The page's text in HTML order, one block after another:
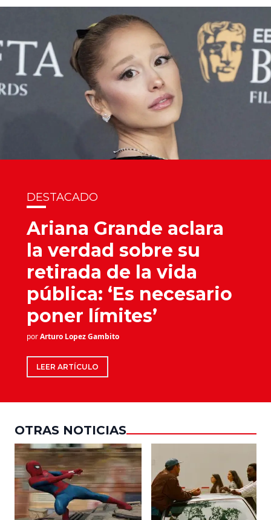
DESTACADO
Ariana Grande aclara
la verdad sobre su
retirada de la vida
pública: ‘Es necesario
poner límites’
porArturo Lopez Gambito
LEER ARTÍCULO
OTRAS NOTICIAS